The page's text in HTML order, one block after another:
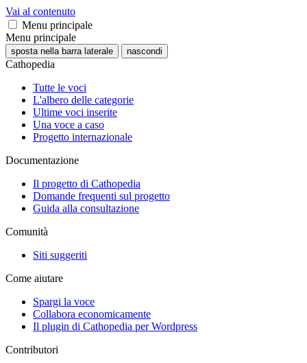
Vai al contenuto
Menu principale
Menu principale
sposta nella barra laterale nascondi
Cathopedia
Tutte le voci
L'albero delle categorie
Ultime voci inserite
Una voce a caso
Progetto internazionale
Documentazione
Il progetto di Cathopedia
Domande frequenti sul progetto
Guida alla consultazione
Comunità
Siti suggeriti
Come aiutare
Spargi la voce
Collabora economicamente
Il plugin di Cathopedia per Wordpress
Contributori